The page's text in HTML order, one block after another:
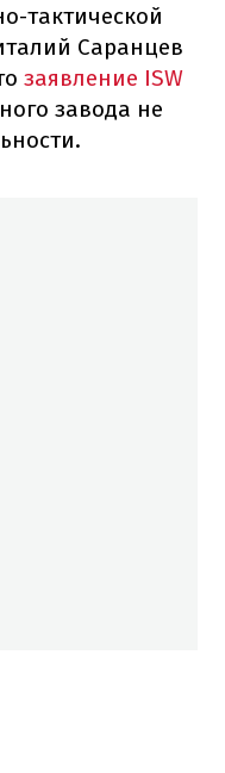
тактической
Саранцев
заявление ISW
завода не